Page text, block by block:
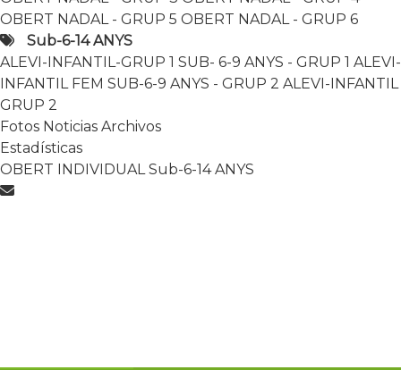
Sub-6-14 ANYS
ALEVI-INFANTIL-GRUP 1
SUB- 6-9 ANYS - GRUP 1
ALEVI-INFANTIL FEM
ALEVI-INFANTIL GRUP 2
FASE FINAL ALEVI-INFANTIL
Clasificación
OBERT INDIVIDUAL
OBERT NADAL - GRUP 1
OBERT NADAL - GRUP 3
OBERT NADAL - GRUP 4
OBERT NADAL - GRUP 5
OBERT NADAL - GRUP 6
OBERT NADAL - GRUP 5 OBERT NADAL - GRUP 6
Sub-6-14 ANYS
ALEVI-INFANTIL-GRUP 1 SUB- 6-9 ANYS - GRUP 1 ALEVI-
INFANTIL FEM SUB-6-9 ANYS - GRUP 2 ALEVI-INFANTIL
GRUP 2
Fotos Noticias Archivos
Estadísticas
OBERT INDIVIDUAL Sub-6-14 ANYS